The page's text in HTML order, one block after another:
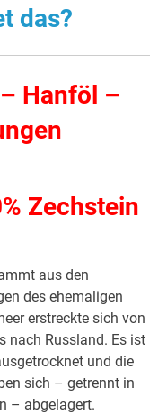
das?
Hanföl –
Zechstein
aus den
des ehemaligen
erstreckte sich von
nach Russland. Es ist
und die
sich – getrennt in
– abgelagert.